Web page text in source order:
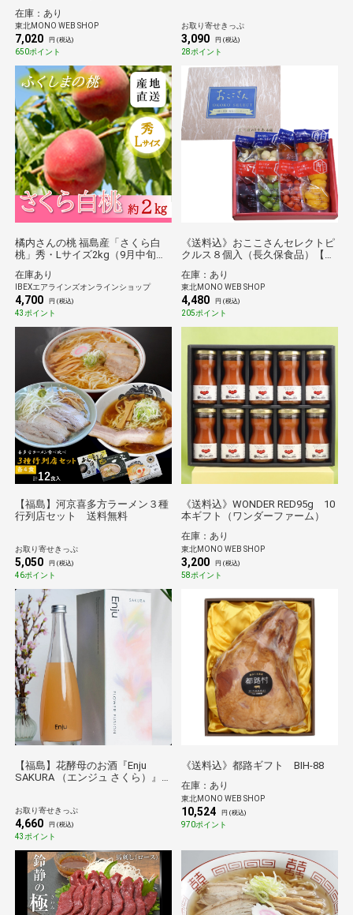
在庫：あり
東北MONO WEB SHOP
7,020 円 (税込)
650ポイント
お取り寄せきっぷ
3,090 円 (税込)
28ポイント
橘内さんの桃 福島産「さくら白
桃」秀・Lサイズ2kg（9月中旬～
在庫あり
IBEXエアラインズオンラインショップ
4,700 円 (税込)
43ポイント
《送料込》おここさんセレクトピ
クルス８個入（長久保食品）【し
在庫：あり
東北MONO WEB SHOP
4,480 円 (税込)
205ポイント
【福島】河京喜多方ラーメン３種
行列店セット 送料無料
お取り寄せきっぷ
5,050 円 (税込)
46ポイント
《送料込》WONDER RED95g 10
本ギフト（ワンダーファーム）
在庫：あり
東北MONO WEB SHOP
3,200 円 (税込)
58ポイント
【福島】花酵母のお酒『Enju
SAKURA （エンジュ さくら）』
お取り寄せきっぷ
4,660 円 (税込)
43ポイント
《送料込》都路ギフト BIH-88
在庫：あり
東北MONO WEB SHOP
10,524 円 (税込)
970ポイント